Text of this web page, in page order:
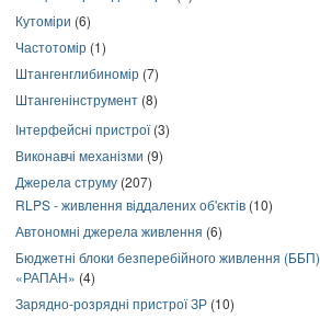
Кутоміри (6)
Частотомір (1)
Штангенглибиномір (7)
Штангенінструмент (8)
Інтерфейсні пристрої(3)
Виконавчі механізми (9)
Джерела струму (207)
RLPS - живлення віддалених об'єктів (10)
Автономні джерела живлення (6)
Бюджетні блоки безперебійного живлення (ББП)
«РАПАН» (4)
Зарядно-розрядні пристрої ЗР (10)